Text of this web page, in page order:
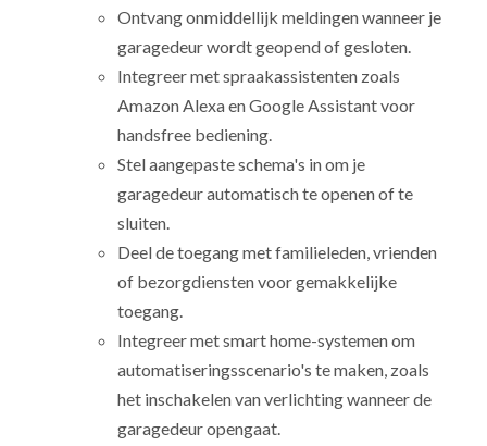
Ontvang onmiddellijk meldingen wanneer je
garagedeur wordt geopend of gesloten.
Integreer met spraakassistenten zoals
Amazon Alexa en Google Assistant voor
handsfree bediening.
Stel aangepaste schema's in om je
garagedeur automatisch te openen of te
sluiten.
Deel de toegang met familieleden, vrienden
of bezorgdiensten voor gemakkelijke
toegang.
Integreer met smart home-systemen om
automatiseringsscenario's te maken, zoals
het inschakelen van verlichting wanneer de
garagedeur opengaat.